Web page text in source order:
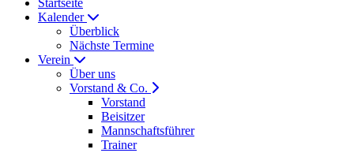
Startseite
Kalender
Überblick
Nächste Termine
Verein
Über uns
Vorstand & Co.
Vorstand
Beisitzer
Mannschaftsführer
Trainer